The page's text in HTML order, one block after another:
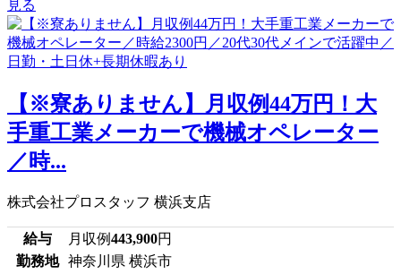
見る
【※寮ありません】月収例44万円！大
手重工業メーカーで機械オペレーター
／時...
株式会社プロスタッフ 横浜支店
給与 月収例443,900円
勤務地
神奈川県 横浜市